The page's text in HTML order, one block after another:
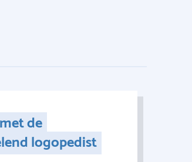
de
logopedist